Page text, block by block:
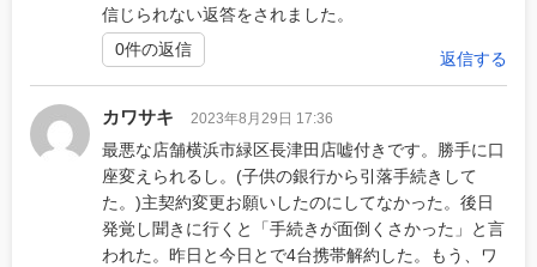
信じられない返答をされました。
返信する
0件の返信
カワサキ 2023年8月29日 17:36
最悪な店舗横浜市緑区長津田店嘘付きです。勝手に口
座変えられるし。(子供の銀行から引落手続きして
た。)主契約変更お願いしたのにしてなかった。後日
発覚し聞きに行くと「手続きが面倒くさかった」と言
われた。昨日と今日とで4台携帯解約した。もう、ワ